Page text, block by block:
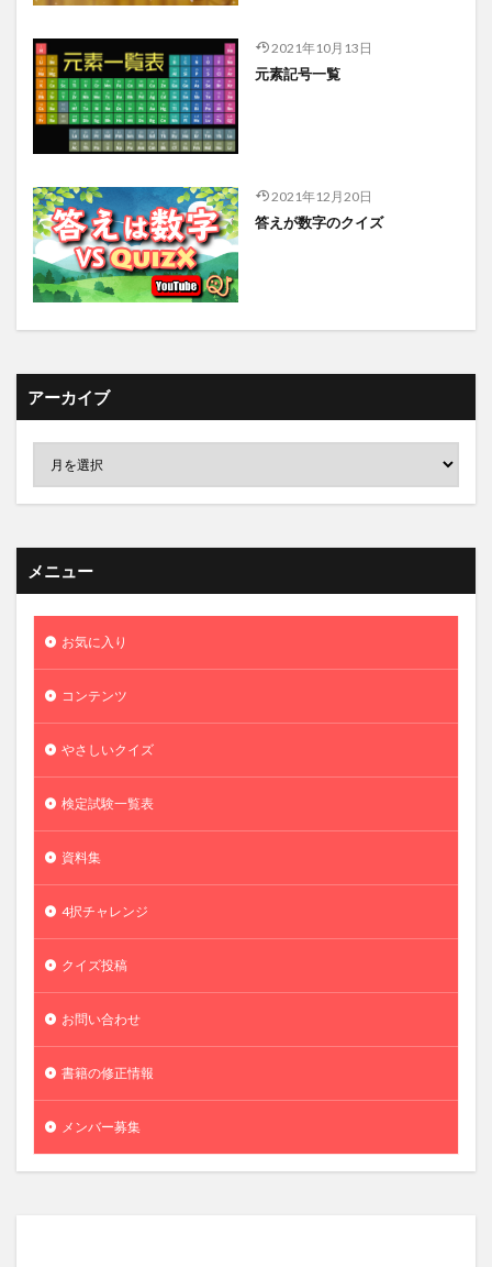
2021年10月13日
元素記号一覧
2021年12月20日
答えが数字のクイズ
アーカイブ
メニュー
お気に入り
コンテンツ
やさしいクイズ
検定試験一覧表
資料集
4択チャレンジ
クイズ投稿
お問い合わせ
書籍の修正情報
メンバー募集